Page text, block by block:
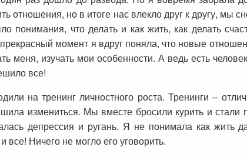
отношения, но в итоге нас влекло друг к другу, мы
понимания, что делать и как жить, как делать
момент я вдруг поняла, что новые
меня, изучать мои особенности. А ведь есть
все!
на тренинг личностного роста. Тренинги –
измениться. Мы вместе бросили курить и стали
депрессия и ругань. Я не понимала как жить
все! Ничего не могло его уговорить.